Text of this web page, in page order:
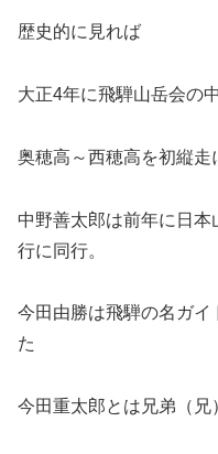
歴史的に見れば
大正4年に飛騨山岳会の
奥穂高～西穂高を初縦走
中野善太郎は前年に日
行に同行。
今田由勝は飛騨の名ガイ
た
今田重太郎とは兄弟（兄